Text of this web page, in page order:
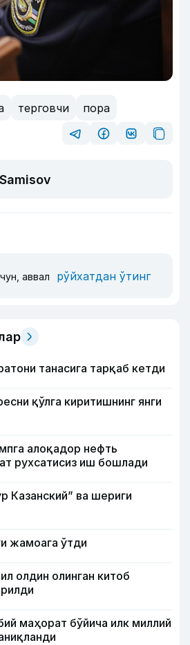
терговчи
пора
аввал рўйхатдан ўтинг
танасига тарқаб кетди
қўлга киритишнинг янги
алоқадор нефть
рухсатисиз иш бошлади
Казанский” ва шериги
жамоага ўтди
олдин олинган китоб
маҳорат бўйича илк миллий